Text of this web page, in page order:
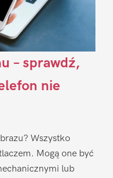
– sprawdź,
nie
Wszystko
Mogą one być
lub